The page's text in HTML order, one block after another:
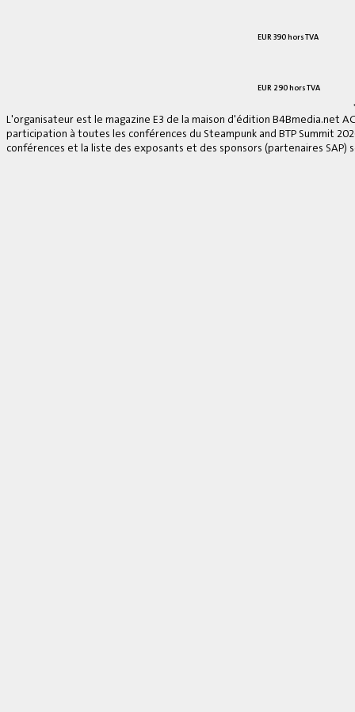
EUR 390 hors TVA
EUR 290 hors TVA
L'organisateur est le magazine E3 de la maison d'édition B4Bmedia.net
participation à toutes les conférences du Steampunk and BTP Summit
conférences et la liste des exposants et des sponsors (partenaires